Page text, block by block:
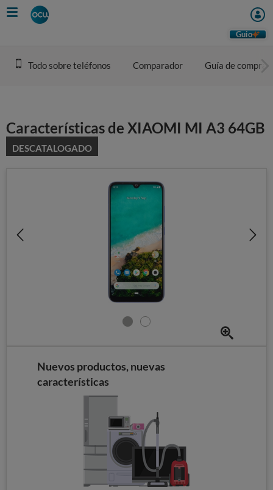
Skip
to
Guio
Todo sobre teléfonos Comparador Guía de compra
Características de XIAOMI MI A3 64GB
DESCATALOGADO
Nuevos productos, nuevas
características